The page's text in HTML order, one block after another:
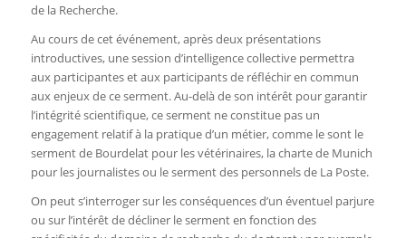
de la Recherche.
Au cours de cet événement, après deux présentations
introductives, une session d’intelligence collective permettra
aux participantes et aux participants de réfléchir en commun
aux enjeux de ce serment. Au-delà de son intérêt pour garantir
l’intégrité scientifique, ce serment ne constitue pas un
engagement relatif à la pratique d’un métier, comme le sont le
serment de Bourdelat pour les vétérinaires, la charte de Munich
pour les journalistes ou le serment des personnels de La Poste.
On peut s’interroger sur les conséquences d’un éventuel parjure
ou sur l’intérêt de décliner le serment en fonction des